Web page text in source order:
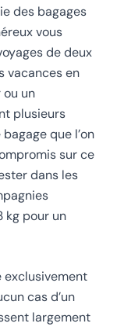
des bagages
vous
de deux
vacances en
ou un
plusieurs
que l’on
sur ce
dans les
kg pour un
exclusivement
cas d’un
largement